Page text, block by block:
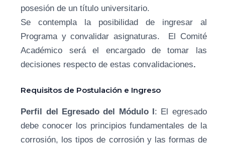
posesión de un título universitario.
Se contempla la posibilidad de ingresar al
Programa y convalidar asignaturas. El Comité
Académico será el encargado de tomar las
decisiones respecto de estas convalidaciones.
Requisitos de Postulación e Ingreso
Perfil del Egresado del Módulo I: El egresado
debe conocer los principios fundamentales de la
corrosión, los tipos de corrosión y las formas de